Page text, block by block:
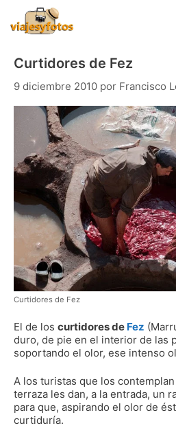
contenido
Curtidores de Fez
9 diciembre 2010 por Francisco
Curtidores de Fez
El de los curtidores de Fez
duro, de pie en el interior de las
soportando el olor, ese intenso
A los turistas que los
terraza les dan, a la entrada, un
para que, aspirando el olor de
curtiduría.